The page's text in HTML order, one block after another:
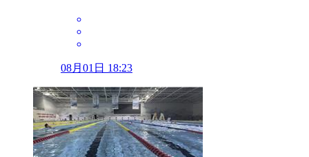
08月01日 18:23